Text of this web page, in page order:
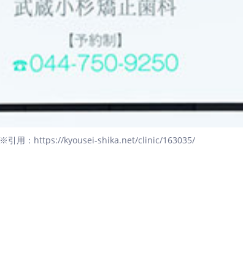
※引用：https://kyousei-shika.net/clinic/163035/